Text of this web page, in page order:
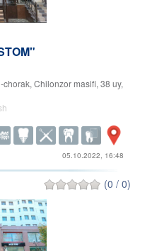
Chilonzor masifi, 38 uy,
05.10.2022, 16:48
(0 / 0)